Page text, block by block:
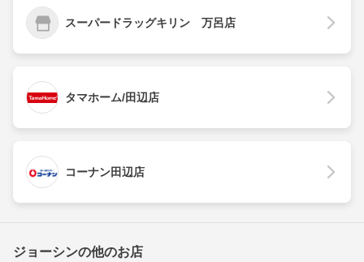
スーパードラッグキリン 万呂店
タマホーム/田辺店
コーナン田辺店
ジョーシンの他のお店